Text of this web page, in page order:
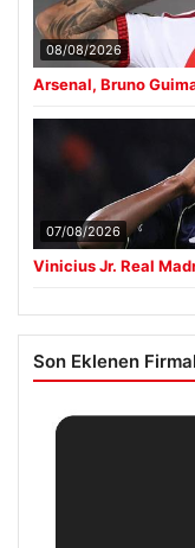
08/08/2026
Arsenal, Bruno
07/08/2026
Vinicius Jr. Real
Son Eklenen